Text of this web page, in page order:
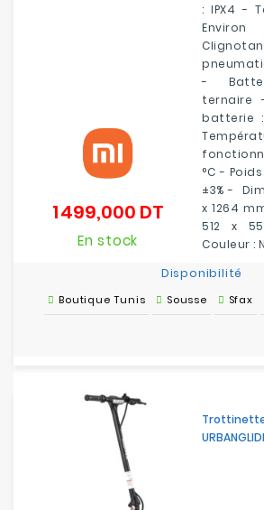
: IPX4 -
-
ternaire
batterie
°C -
±3% -
x 1264
512 x
Couleur :
1 499,000 DTPrix
En stock
Disponibilité
Boutique Tunis Sousse Sfax